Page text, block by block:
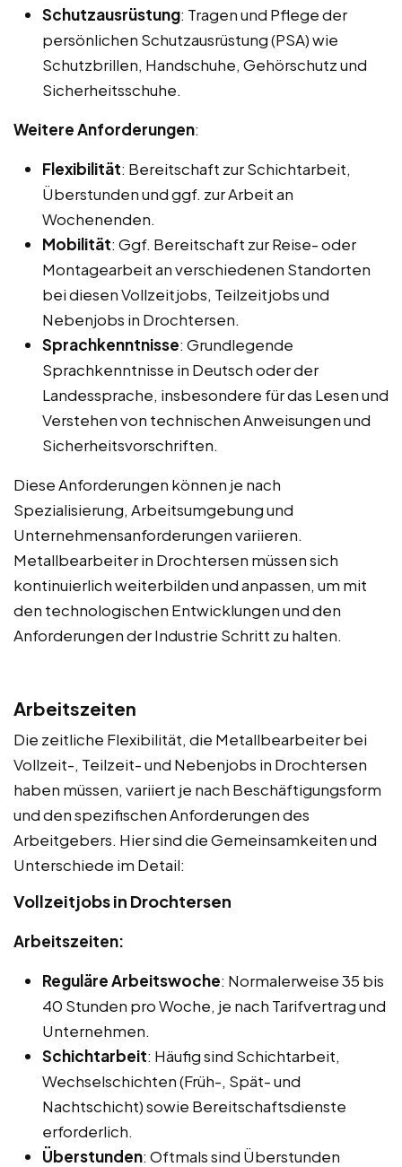
Schutzausrüstung: Tragen und Pflege der
persönlichen Schutzausrüstung (PSA) wie
Schutzbrillen, Handschuhe, Gehörschutz und
Sicherheitsschuhe.
Weitere Anforderungen:
Flexibilität: Bereitschaft zur Schichtarbeit,
Überstunden und ggf. zur Arbeit an
Wochenenden.
Mobilität: Ggf. Bereitschaft zur Reise- oder
Montagearbeit an verschiedenen Standorten
bei diesen Vollzeitjobs, Teilzeitjobs und
Nebenjobs in Drochtersen.
Sprachkenntnisse: Grundlegende
Sprachkenntnisse in Deutsch oder der
Landessprache, insbesondere für das Lesen und
Verstehen von technischen Anweisungen und
Sicherheitsvorschriften.
Diese Anforderungen können je nach
Spezialisierung, Arbeitsumgebung und
Unternehmensanforderungen variieren.
Metallbearbeiter in Drochtersen müssen sich
kontinuierlich weiterbilden und anpassen, um mit
den technologischen Entwicklungen und den
Anforderungen der Industrie Schritt zu halten.
Arbeitszeiten
Die zeitliche Flexibilität, die Metallbearbeiter bei
Vollzeit-, Teilzeit- und Nebenjobs in Drochtersen
haben müssen, variiert je nach Beschäftigungsform
und den spezifischen Anforderungen des
Arbeitgebers. Hier sind die Gemeinsamkeiten und
Unterschiede im Detail:
Vollzeitjobs in Drochtersen
Arbeitszeiten:
Reguläre Arbeitswoche: Normalerweise 35 bis
40 Stunden pro Woche, je nach Tarifvertrag und
Unternehmen.
Schichtarbeit: Häufig sind Schichtarbeit,
Wechselschichten (Früh-, Spät- und
Nachtschicht) sowie Bereitschaftsdienste
erforderlich.
Überstunden: Oftmals sind Überstunden